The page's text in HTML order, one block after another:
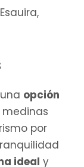
opción
medinas
por
ideal y